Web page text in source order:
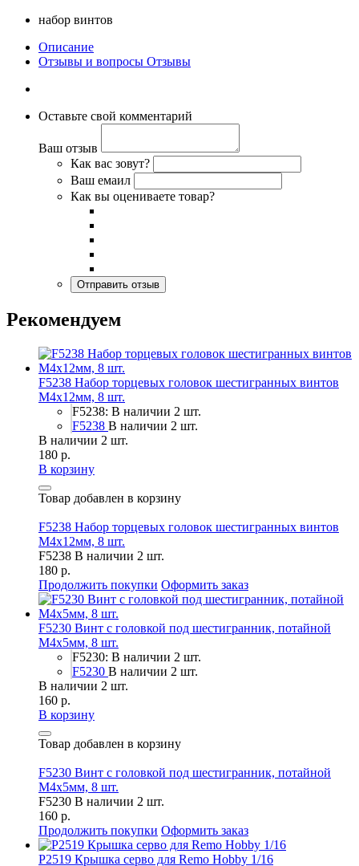
набор винтов
Описание
Отзывы и вопросы Отзывы
Оставьте свой комментарий
Ваш отзыв
Как вас зовут?
Ваш емаил
Как вы оцениваете товар?
Рекомендуем
F5238 Набор торцевых головок шестигранных винтов
M4x12мм, 8 шт.
F5238: В наличии 2 шт.
F5238 В наличии 2 шт.
В наличии 2 шт.
180 р.
В корзину
Товар добавлен в корзину
F5238 Набор торцевых головок шестигранных винтов
M4x12мм, 8 шт.
F5238 В наличии 2 шт.
180 р.
Продолжить покупки Оформить заказ
F5230 Винт с головкой под шестигранник, потайной
М4х5мм, 8 шт.
F5230: В наличии 2 шт.
F5230 В наличии 2 шт.
В наличии 2 шт.
160 р.
В корзину
Товар добавлен в корзину
F5230 Винт с головкой под шестигранник, потайной
М4х5мм, 8 шт.
F5230 В наличии 2 шт.
160 р.
Продолжить покупки Оформить заказ
P2519 Крышка серво для Remo Hobby 1/16